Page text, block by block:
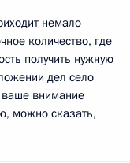
немало
количество, где
получить нужную
дел село
внимание
можно сказать,